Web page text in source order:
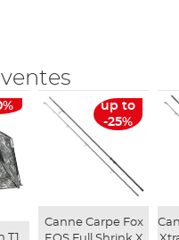
up to
-25%
Canne Carpe Fox